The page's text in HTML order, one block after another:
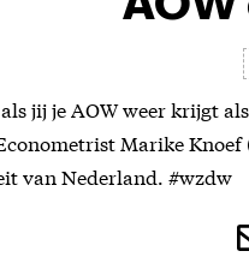
AOW
jij je AOW weer krijgt
Marike
van Nederland. #wzdw